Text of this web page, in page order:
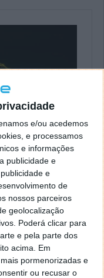
e/ou acedemos
e processamos
e informações
publicidade e
e
de
nossos parceiros
geolocalização
Poderá clicar para
e pela parte dos
acima. Em
pormenorizadas e
ou recusar o